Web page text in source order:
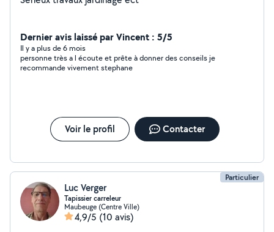
Dernier avis laissé par Vincent : 5/5
Il y a plus de 6 mois
personne très a l écoute et prête à donner des conseils je
recommande vivement stephane
Voir le profil Contacter
Particulier
Luc Verger
Tapissier carreleur
Maubeuge (Centre Ville)
4,9/5 (10 avis)